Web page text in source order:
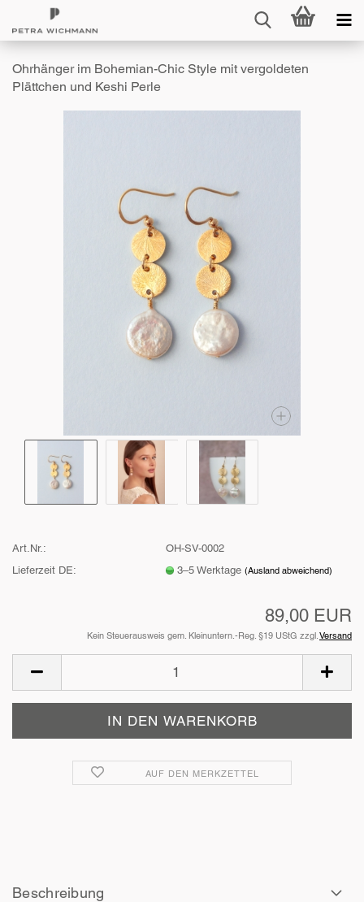
Ohrhänger im Bohemian-Chic Style mit vergoldeten
Plättchen und Keshi Perle
Art.Nr.:
OH-SV-0002
Lieferzeit DE:
3–5 Werktage(Ausland abweichend)
89,00 EUR
Kein Steuerausweis gem. Kleinuntern.-Reg. §19 UStG zzgl.Versand
AUF DEN MERKZETTEL
Beschreibung